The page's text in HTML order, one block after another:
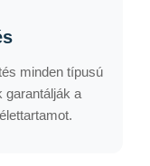
minden típusú
garantálják a